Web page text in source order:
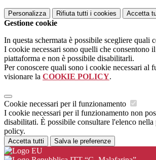
Personalizza Rifiuta tutti i cookies Accetta
Gestione cookie
In questa schermata è possibile scegliere quali
I cookie necessari sono quelli che consentono
piattaforma e non è possibile disabilitarli.
Per conoscere quali sono i cookie necessari al
visionare la COOKIE POLICY.
Cookie necessari per il funzionamento
I cookie necessari per il funzionamento non
disabilitati. È possibile consultare l'elenco
policy.
Accetta tutti Salva le preferenze